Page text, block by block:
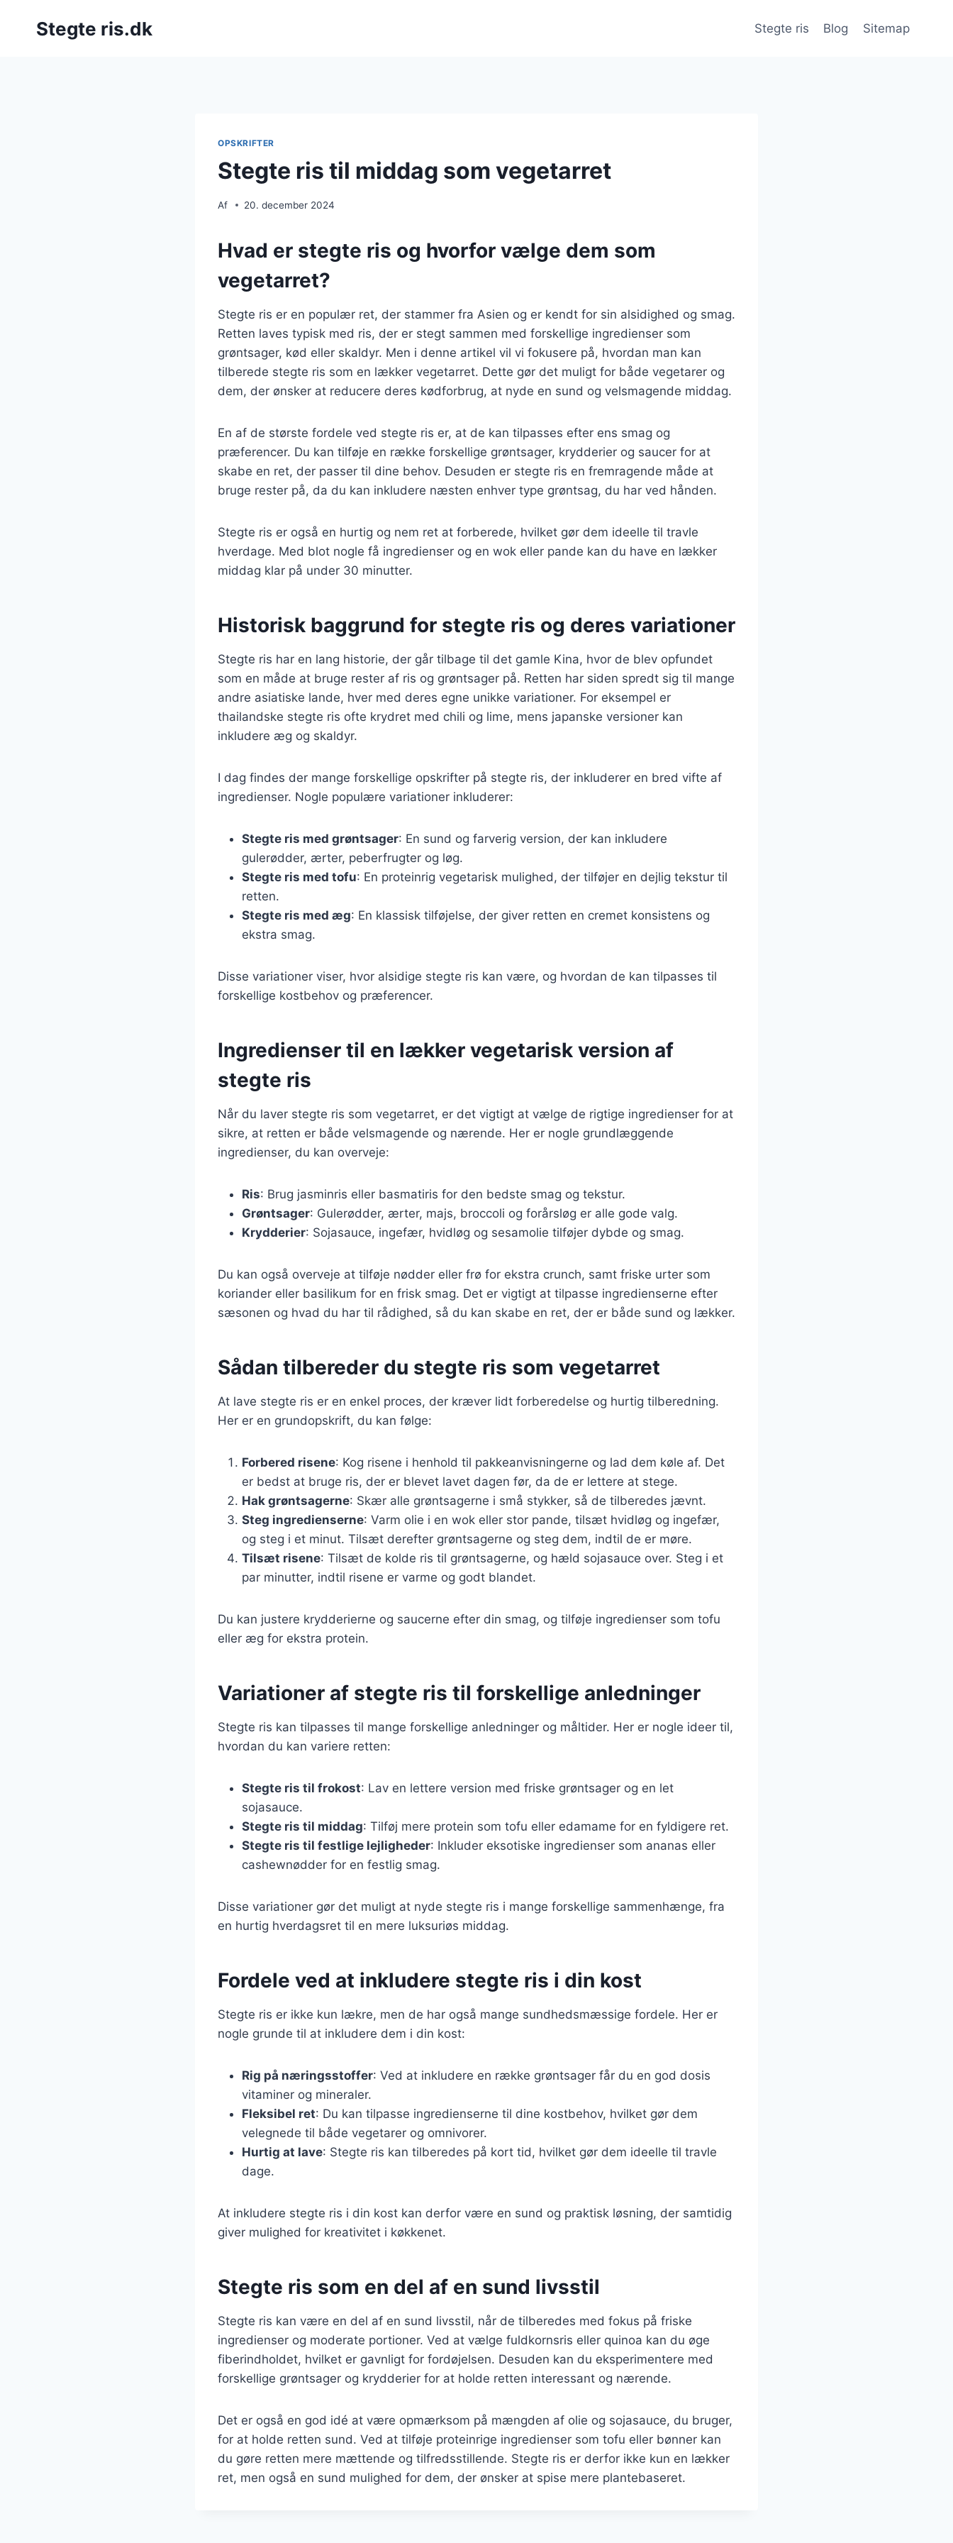
Stegte ris.dk Stegte ris Blog Sitemap
OPSKRIFTER
Stegte ris til middag som vegetarret
Af 20. december 2024
Hvad er stegte ris og hvorfor vælge dem som
vegetarret?
Stegte ris er en populær ret, der stammer fra Asien og er kendt for sin alsidighed og smag.
Retten laves typisk med ris, der er stegt sammen med forskellige ingredienser som
grøntsager, kød eller skaldyr. Men i denne artikel vil vi fokusere på, hvordan man kan
tilberede stegte ris som en lækker vegetarret. Dette gør det muligt for både vegetarer og
dem, der ønsker at reducere deres kødforbrug, at nyde en sund og velsmagende middag.
En af de største fordele ved stegte ris er, at de kan tilpasses efter ens smag og
præferencer. Du kan tilføje en række forskellige grøntsager, krydderier og saucer for at
skabe en ret, der passer til dine behov. Desuden er stegte ris en fremragende måde at
bruge rester på, da du kan inkludere næsten enhver type grøntsag, du har ved hånden.
Stegte ris er også en hurtig og nem ret at forberede, hvilket gør dem ideelle til travle
hverdage. Med blot nogle få ingredienser og en wok eller pande kan du have en lækker
middag klar på under 30 minutter.
Historisk baggrund for stegte ris og deres variationer
Stegte ris har en lang historie, der går tilbage til det gamle Kina, hvor de blev opfundet
som en måde at bruge rester af ris og grøntsager på. Retten har siden spredt sig til mange
andre asiatiske lande, hver med deres egne unikke variationer. For eksempel er
thailandske stegte ris ofte krydret med chili og lime, mens japanske versioner kan
inkludere æg og skaldyr.
I dag findes der mange forskellige opskrifter på stegte ris, der inkluderer en bred vifte af
ingredienser. Nogle populære variationer inkluderer:
Stegte ris med grøntsager: En sund og farverig version, der kan inkludere
gulerødder, ærter, peberfrugter og løg.
Stegte ris med tofu: En proteinrig vegetarisk mulighed, der tilføjer en dejlig tekstur til
retten.
Stegte ris med æg: En klassisk tilføjelse, der giver retten en cremet konsistens og
ekstra smag.
Disse variationer viser, hvor alsidige stegte ris kan være, og hvordan de kan tilpasses til
forskellige kostbehov og præferencer.
Ingredienser til en lækker vegetarisk version af
stegte ris
Når du laver stegte ris som vegetarret, er det vigtigt at vælge de rigtige ingredienser for at
sikre, at retten er både velsmagende og nærende. Her er nogle grundlæggende
ingredienser, du kan overveje:
Ris: Brug jasminris eller basmatiris for den bedste smag og tekstur.
Grøntsager: Gulerødder, ærter, majs, broccoli og forårsløg er alle gode valg.
Krydderier: Sojasauce, ingefær, hvidløg og sesamolie tilføjer dybde og smag.
Du kan også overveje at tilføje nødder eller frø for ekstra crunch, samt friske urter som
koriander eller basilikum for en frisk smag. Det er vigtigt at tilpasse ingredienserne efter
sæsonen og hvad du har til rådighed, så du kan skabe en ret, der er både sund og lækker.
Sådan tilbereder du stegte ris som vegetarret
At lave stegte ris er en enkel proces, der kræver lidt forberedelse og hurtig tilberedning.
Her er en grundopskrift, du kan følge:
Forbered risene: Kog risene i henhold til pakkeanvisningerne og lad dem køle af. Det
er bedst at bruge ris, der er blevet lavet dagen før, da de er lettere at stege.
Hak grøntsagerne: Skær alle grøntsagerne i små stykker, så de tilberedes jævnt.
Steg ingredienserne: Varm olie i en wok eller stor pande, tilsæt hvidløg og ingefær,
og steg i et minut. Tilsæt derefter grøntsagerne og steg dem, indtil de er møre.
Tilsæt risene: Tilsæt de kolde ris til grøntsagerne, og hæld sojasauce over. Steg i et
par minutter, indtil risene er varme og godt blandet.
Du kan justere krydderierne og saucerne efter din smag, og tilføje ingredienser som tofu
eller æg for ekstra protein.
Variationer af stegte ris til forskellige anledninger
Stegte ris kan tilpasses til mange forskellige anledninger og måltider. Her er nogle ideer til,
hvordan du kan variere retten:
Stegte ris til frokost: Lav en lettere version med friske grøntsager og en let
sojasauce.
Stegte ris til middag: Tilføj mere protein som tofu eller edamame for en fyldigere ret.
Stegte ris til festlige lejligheder: Inkluder eksotiske ingredienser som ananas eller
cashewnødder for en festlig smag.
Disse variationer gør det muligt at nyde stegte ris i mange forskellige sammenhænge, fra
en hurtig hverdagsret til en mere luksuriøs middag.
Fordele ved at inkludere stegte ris i din kost
Stegte ris er ikke kun lækre, men de har også mange sundhedsmæssige fordele. Her er
nogle grunde til at inkludere dem i din kost:
Rig på næringsstoffer: Ved at inkludere en række grøntsager får du en god dosis
vitaminer og mineraler.
Fleksibel ret: Du kan tilpasse ingredienserne til dine kostbehov, hvilket gør dem
velegnede til både vegetarer og omnivorer.
Hurtig at lave: Stegte ris kan tilberedes på kort tid, hvilket gør dem ideelle til travle
dage.
At inkludere stegte ris i din kost kan derfor være en sund og praktisk løsning, der samtidig
giver mulighed for kreativitet i køkkenet.
Stegte ris som en del af en sund livsstil
Stegte ris kan være en del af en sund livsstil, når de tilberedes med fokus på friske
ingredienser og moderate portioner. Ved at vælge fuldkornsris eller quinoa kan du øge
fiberindholdet, hvilket er gavnligt for fordøjelsen. Desuden kan du eksperimentere med
forskellige grøntsager og krydderier for at holde retten interessant og nærende.
Det er også en god idé at være opmærksom på mængden af olie og sojasauce, du bruger,
for at holde retten sund. Ved at tilføje proteinrige ingredienser som tofu eller bønner kan
du gøre retten mere mættende og tilfredsstillende. Stegte ris er derfor ikke kun en lækker
ret, men også en sund mulighed for dem, der ønsker at spise mere plantebaseret.